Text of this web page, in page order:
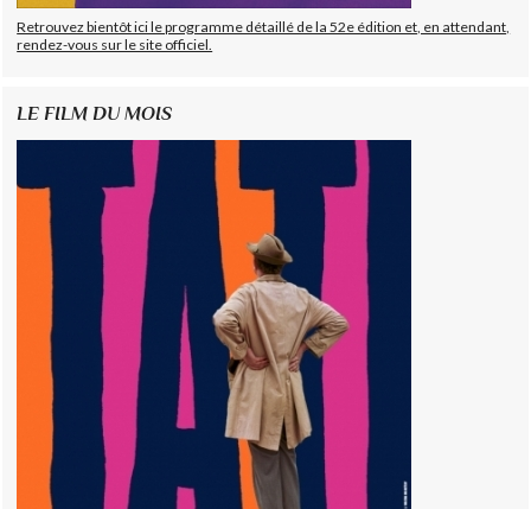
Retrouvez bientôt ici le programme détaillé de la 52e édition et, en attendant,
rendez-vous sur le site officiel.
LE FILM DU MOIS